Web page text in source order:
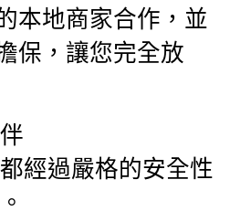
本地商家合作，並
保，讓您完全放
經過嚴格的安全性